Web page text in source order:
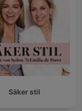
Säker stil